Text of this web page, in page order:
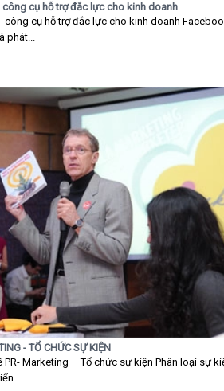
cụ hỗ trợ đắc lực cho kinh doanh
cụ hỗ trợ đắc lực cho kinh doanh
phát...
- TỔ CHỨC SỰ KIỆN
PR- Marketing – Tổ chức sự kiện Phân loại sự